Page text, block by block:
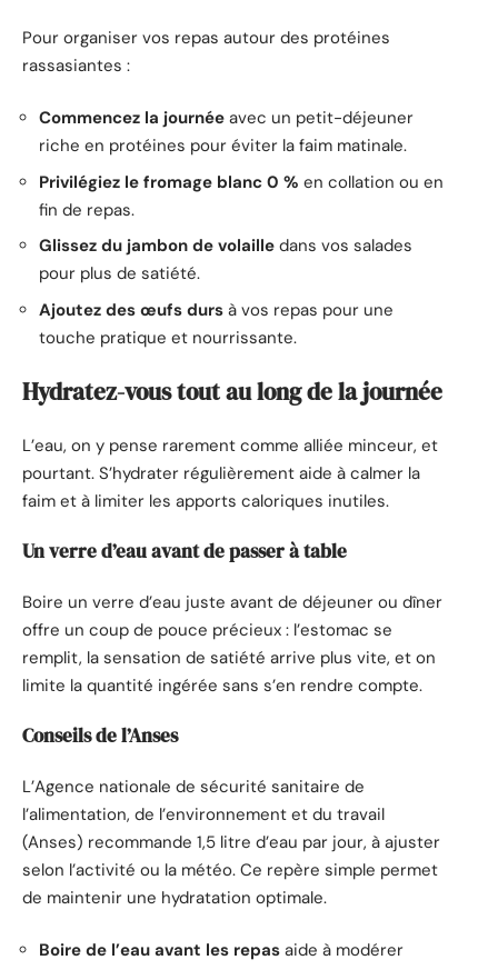
Pour organiser vos repas autour des protéines
rassasiantes :
Commencez la journée avec un petit-déjeuner
riche en protéines pour éviter la faim matinale.
Privilégiez le fromage blanc 0 % en collation ou en
fin de repas.
Glissez du jambon de volaille dans vos salades
pour plus de satiété.
Ajoutez des œufs durs à vos repas pour une
touche pratique et nourrissante.
Hydratez-vous tout au long de la journée
L’eau, on y pense rarement comme alliée minceur, et
pourtant. S’hydrater régulièrement aide à calmer la
faim et à limiter les apports caloriques inutiles.
Un verre d’eau avant de passer à table
Boire un verre d’eau juste avant de déjeuner ou dîner
offre un coup de pouce précieux : l’estomac se
remplit, la sensation de satiété arrive plus vite, et on
limite la quantité ingérée sans s’en rendre compte.
Conseils de l’Anses
L’Agence nationale de sécurité sanitaire de
l’alimentation, de l’environnement et du travail
(Anses) recommande 1,5 litre d’eau par jour, à ajuster
selon l’activité ou la météo. Ce repère simple permet
de maintenir une hydratation optimale.
Boire de l’eau avant les repas aide à modérer